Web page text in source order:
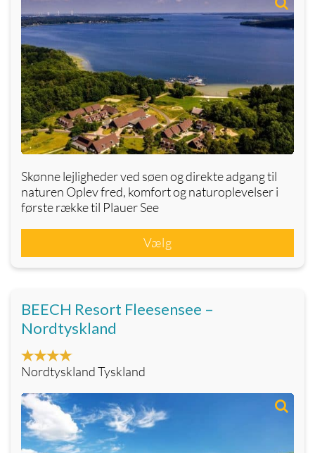
Skønne lejligheder ved søen og direkte adgang til
naturen Oplev fred, komfort og naturoplevelser i
første række til Plauer See
Vælg
BEECH Resort Fleesensee –
Nordtyskland
Nordtyskland Tyskland